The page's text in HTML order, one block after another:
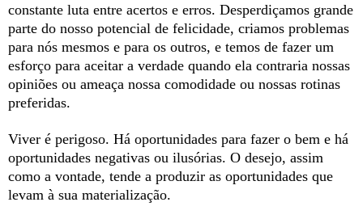
constante luta entre acertos e erros. Desperdiçamos grande
parte do nosso potencial de felicidade, criamos problemas
para nós mesmos e para os outros, e temos de fazer um
esforço para aceitar a verdade quando ela contraria nossas
opiniões ou ameaça nossa comodidade ou nossas rotinas
preferidas.
Viver é perigoso. Há oportunidades para fazer o bem e há
oportunidades negativas ou ilusórias. O desejo, assim
como a vontade, tende a produzir as oportunidades que
levam à sua materialização.